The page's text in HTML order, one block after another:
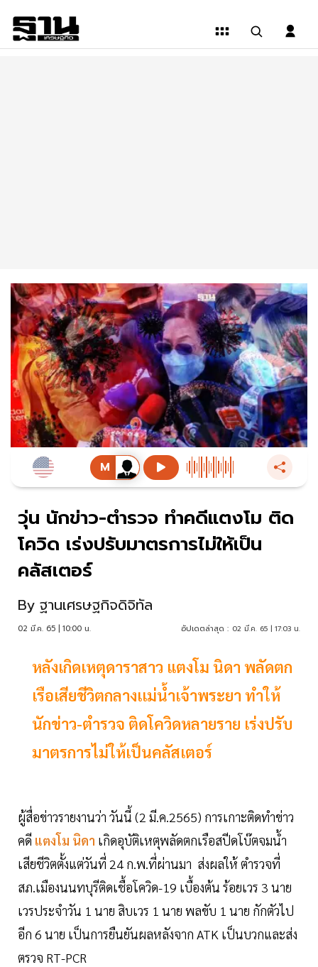
วุ่น นักข่าว-ตำรวจ ทำคดีแตงโม ติด
โควิด เร่งปรับมาตรการไม่ให้เป็น
คลัสเตอร์
By ฐานเศรษฐกิจดิจิทัล
02 มี.ค. 65 | 10:00 น. อัปเดตล่าสุด : 02 มี.ค. 65 | 17:03 น.
หลังเกิดเหตุดาราสาว แตงโม นิดา พลัดตก
เรือเสียชีวิตกลางเเม่น้ำเจ้าพระยา ทำให้
นักข่าว-ตำรวจ ติดโควิดหลายราย เร่งปรับ
มาตรการไม่ให้เป็นคลัสเตอร์
ผู้สื่อข่าวรายงานว่า วันนี้ (2 มี.ค.2565) การเกาะติดทำข่าว
คดี แตงโม นิดา เกิดอุบัติเหตุพลัดตกเรือสปีดโบ๊ตจมน้ำ
เสียชีวิตตั้งแต่วันที่ 24 ก.พ.ที่ผ่านมา ส่งผลให้ ตำรวจที่
สภ.เมืองนนทบุรีติดเชื้อโควิด-19 เบื้องต้น ร้อยเวร 3 นาย
เวรประจำวัน 1 นาย สิบเวร 1 นาย พลขับ 1 นาย กักตัวไป
อีก 6 นาย เป็นการยืนยันผลหลังจาก ATK เป็นบวกและส่ง
ตรวจ RT-PCR